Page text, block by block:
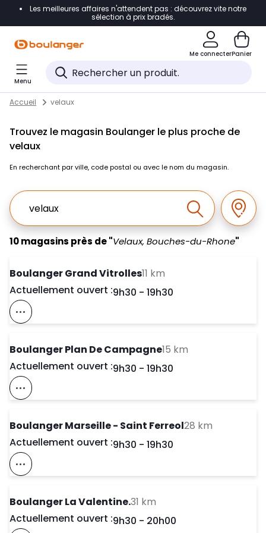
Accéder directement à la navigation
Accéder directement au pied de page
Accéder directement au chatbot
Les meilleures affaires n'attendent pas : découvrez vite notre
sélection à prix bradés.
Me connecterPanier
Menu
Skip to content
Return to Nav
Accueil velaux
Trouvez le magasin Boulanger le plus proche de
velaux
En recherchant par ville, code postal ou avec le nom du magasin.
Ville, Region, Code postal ou Ville & Pays
Effectuer la
10 magasins près de "Velaux, Bouches-du-Rhone"
Boulanger Grand Vitrolles11 km
Actuellement ouvert :Day of the Week
9h30 - 19h30
Voir Ce Magasin Sur La Carte
Boulanger Plan De Campagne15 km
Actuellement ouvert :Day of the Week
9h30 - 19h30
Voir Ce Magasin Sur La Carte
Boulanger Marseille - Saint Ferreol28 km
Actuellement ouvert :Day of the Week
9h30 - 19h30
Voir Ce Magasin Sur La Carte
Boulanger La Valentine.31 km
Actuellement ouvert :Day of the Week
9h30 - 20h00